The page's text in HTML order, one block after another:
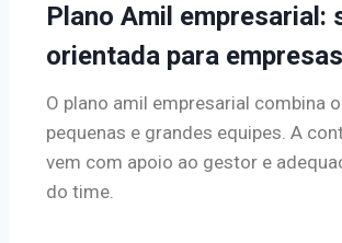
Plano Amil empresarial:
orientada para empresas
O plano amil empresarial combina
pequenas e grandes equipes. A
vem com apoio ao gestor e
do time.